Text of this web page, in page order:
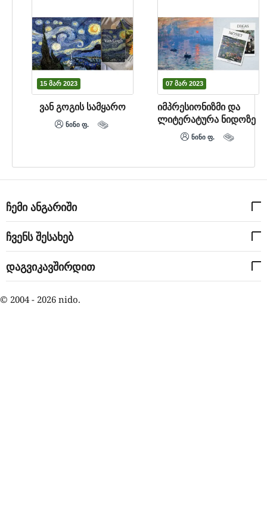
15 მარ 2023
ვან გოგის სამყარო
ნინი ფ.
07 მარ 2023
​იმპრესიონიზმი და
ლიტერატურა ნიდოზე
ნინი ფ.
ჩემი ანგარიში
ჩვენს შესახებ
დაგვიკავშირდით
© 2004 - 2026 nido.